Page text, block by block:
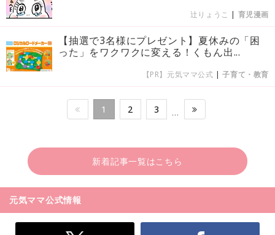
辻りょうこ | 育児漫画
【抽選で3名様にプレゼント】夏休みの「困
った」をワクワクに変える！くもん出...
【PR】元気ママ公式 |子育て・教育
1 2 3 …
新着記事一覧はこちら
元気ママ公式情報